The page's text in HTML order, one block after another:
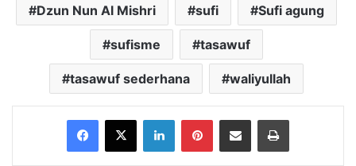
Dzun Nun Al Mishri sufi Sufi agung
sufisme tasawuf
tasawuf sederhana waliyullah
Facebook
X LinkedInPinterestShare via Email Print